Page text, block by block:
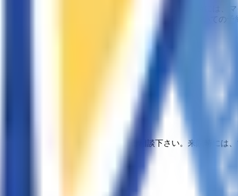
取れない場合は、お電話にてご相談下さい。来院時には、
意をお願いいたします。ワクチンや健康診断等についての
が取れない場合は、お電話にてご相談下さい。来院時には
用意をお願いいたします。